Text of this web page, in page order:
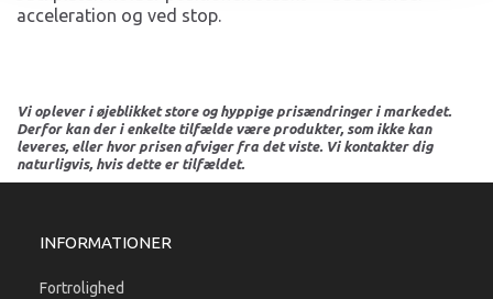
acceleration og ved stop.
Vi oplever i øjeblikket store og hyppige prisændringer i markedet.
Derfor kan der i enkelte tilfælde være produkter, som ikke kan
leveres, eller hvor prisen afviger fra det viste. Vi kontakter dig
naturligvis, hvis dette er tilfældet.
INFORMATIONER
Fortrolighed